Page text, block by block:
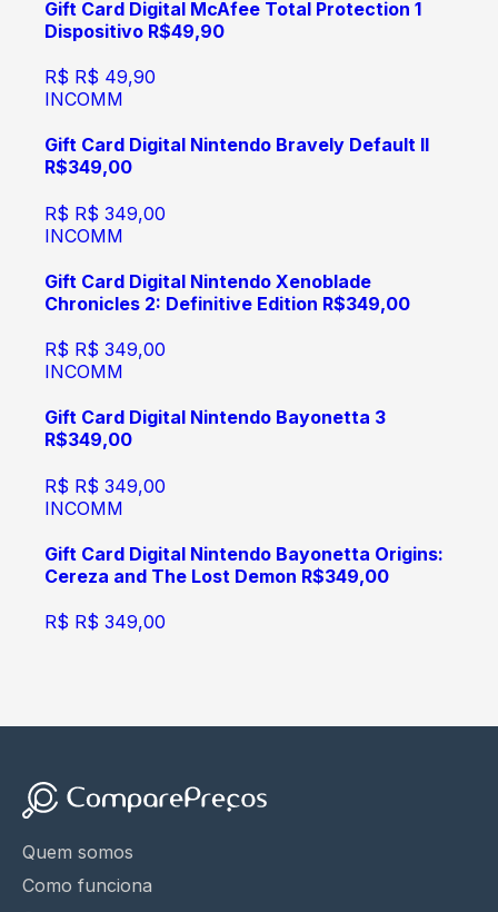
Gift Card Digital McAfee Total Protection 1
Dispositivo R$49,90
R$ R$ 49,90
INCOMM
Gift Card Digital Nintendo Bravely Default II
R$349,00
R$ R$ 349,00
INCOMM
Gift Card Digital Nintendo Xenoblade
Chronicles 2: Definitive Edition R$349,00
R$ R$ 349,00
INCOMM
Gift Card Digital Nintendo Bayonetta 3
R$349,00
R$ R$ 349,00
INCOMM
Gift Card Digital Nintendo Bayonetta Origins:
Cereza and The Lost Demon R$349,00
R$ R$ 349,00
Quem somos
Como funciona